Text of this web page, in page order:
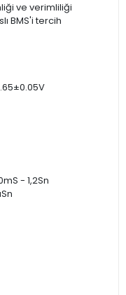
ve verimliliği
BMS'i tercih
- 1,2Sn